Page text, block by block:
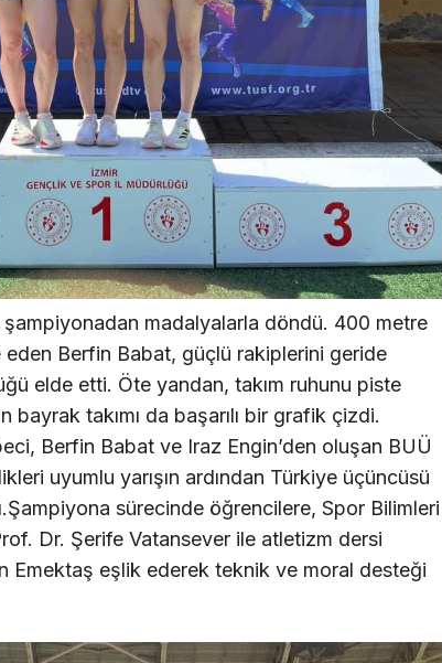
şampiyonadan madalyalarla döndü. 400 metre
eden Berfin Babat, güçlü rakiplerini geride
elde etti. Öte yandan, takım ruhunu piste
bayrak takımı da başarılı bir grafik çizdi.
Berfin Babat ve Iraz Engin’den oluşan BUÜ
uyumlu yarışın ardından Türkiye üçüncüsü
sürecinde öğrencilere, Spor Bilimleri
Dr. Şerife Vatansever ile atletizm dersi
Emektaş eşlik ederek teknik ve moral desteği